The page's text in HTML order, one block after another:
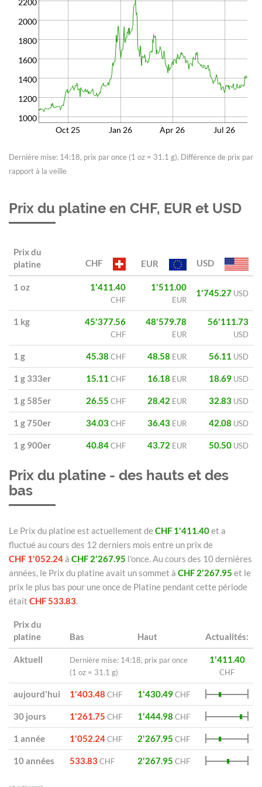
1000
1200
1400
1600
1800
2000
Oct 25 Jan 26 Apr 26 Jul 26
Dernière mise: 14:18, prix par once (1 oz = 31.1 g), Différence de prix par
rapport à la veille
Prix du platine en CHF, EUR et USD
Prix du
platine
CHF EUR USD
1 oz 1'411.40
CHF
1'511.00
EUR
1'745.27 USD
1 kg 45'377.56
CHF
48'579.78
EUR
56'111.73
USD
1 g 45.38 CHF 48.58 EUR 56.11 USD
1 g 333er 15.11 CHF 16.18 EUR 18.69 USD
1 g 585er 26.55 CHF 28.42 EUR 32.83 USD
1 g 750er 34.03CHF 36.43 EUR 42.08 USD
1 g 900er 40.84CHF 43.72 EUR 50.50 USD
Prix du platine - des hauts et des
bas
Le Prix du platine est actuellement deCHF 1'411.40et a
fluctué au cours des 12 derniers mois entre un prix de
CHF 1'052.24à CHF 2'267.95 l'once. Au cours des 10 dernières
années, le Prix du platine avait un sommet à CHF 2'267.95 et le
prix le plus bas pour une once de Platine pendant cette période
était CHF 533.83.
Prix du
platine
Bas Haut Actualités:
Aktuell
Dernière mise: 14:18, prix par once
(1 oz = 31.1 g)
1'411.40
CHF
aujourd'hui 1'403.48 CHF 1'430.49CHF
30 jours 1'261.75 CHF 1'444.98 CHF
1 année 1'052.24CHF 2'267.95 CHF
10 années 533.83CHF 2'267.95 CHF